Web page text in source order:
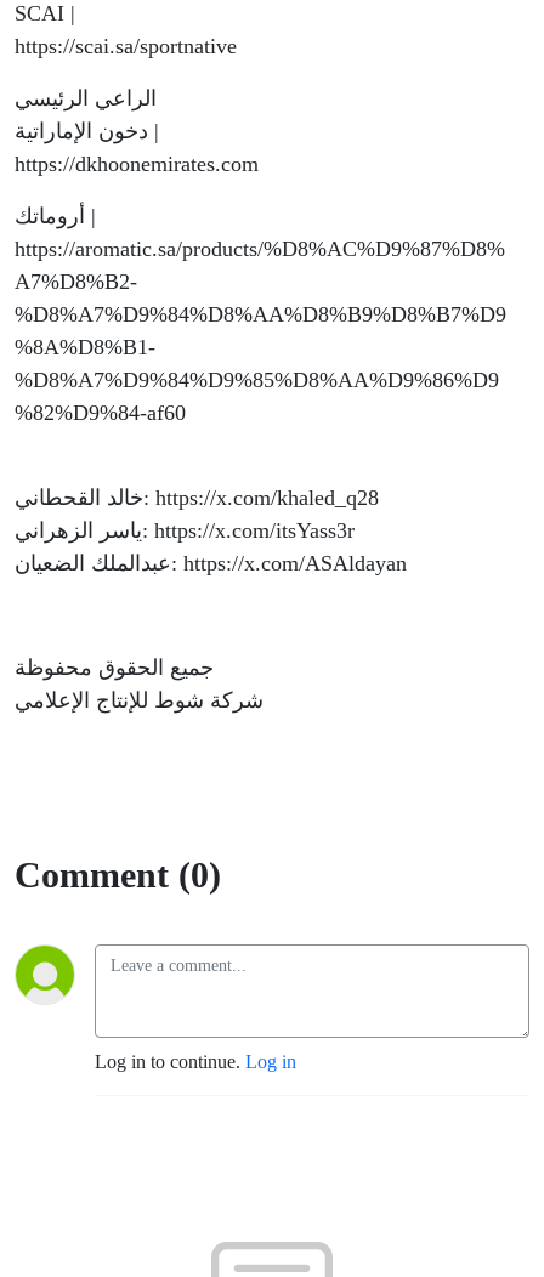
SCAI |
https://scai.sa/sportnative
الراعي الرئيسي
دخون الإماراتية |
https://dkhoonemirates.com
أروماتك |
https://aromatic.sa/products/%D8%AC%D9%87%D8%
A7%D8%B2-
%D8%A7%D9%84%D8%AA%D8%B9%D8%B7%D9
%8A%D8%B1-
%D8%A7%D9%84%D9%85%D8%AA%D9%86%D9
%82%D9%84-af60
خالد القحطاني: https://x.com/khaled_q28
ياسر الزهراني: https://x.com/itsYass3r
عبدالملك الضعيان: https://x.com/ASAldayan
جميع الحقوق محفوظة
شركة شوط للإنتاج الإعلامي
Comment (0)
Log in to continue. Log in